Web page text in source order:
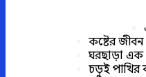
কষ্টের জীবন
ঘরছাড়া
চড়ুই পাখির